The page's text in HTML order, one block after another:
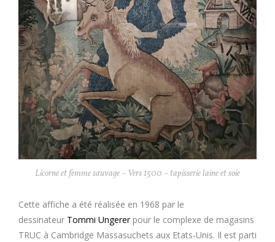
Licorne et femme sauvage – Vers 1500 – tapisserie laine et soie
Cette affiche a été réalisée en 1968 par le
dessinateur Tommi Ungererpour le complexe de magasins
TRUC à Cambridge Massasuchets aux Etats-Unis. Il est parti